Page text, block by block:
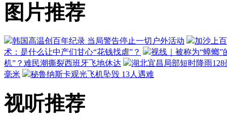
图片推荐
韩国高温创百年纪录 当局警告停止一切户外活动
加沙上
术：是什么让中产们甘心“花钱找虐”？
视线｜被称为“蟑螂
机”？难民潮撕裂西班牙飞地休达
湖北宜昌局部短时降雨
毫米
秘鲁纳斯卡观光飞机坠毁 13人遇难
视听推荐